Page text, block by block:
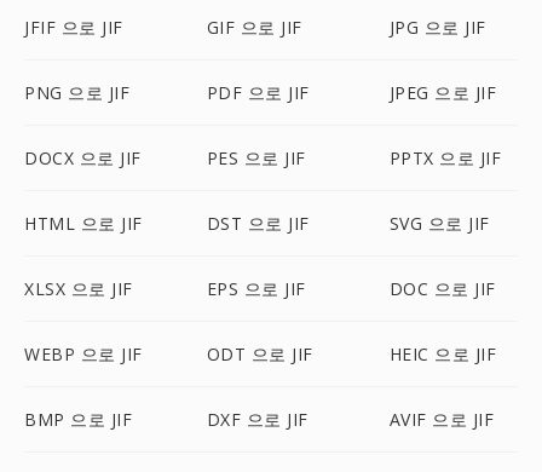
JFIF 으로 JIF GIF 으로 JIF JPG 으로 JIF
PNG 으로 JIF PDF 으로 JIF JPEG 으로 JIF
DOCX 으로 JIF PES 으로 JIF PPTX 으로 JIF
HTML 으로 JIF DST 으로 JIF SVG 으로 JIF
XLSX 으로 JIF EPS 으로 JIF DOC 으로 JIF
WEBP 으로 JIF ODT 으로 JIF HEIC 으로 JIF
BMP 으로 JIF DXF 으로 JIF AVIF 으로 JIF